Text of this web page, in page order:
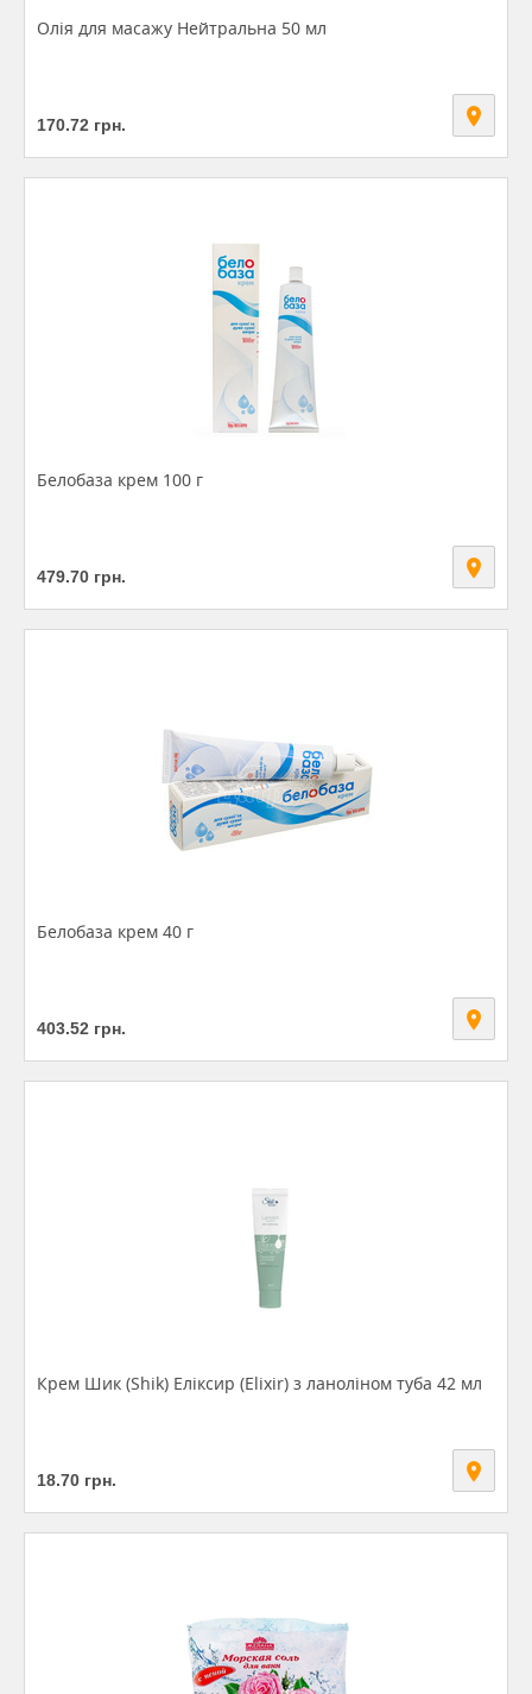
Олія для масажу Нейтральна 50 мл
170.72 грн.
Белобаза крем 100 г
479.70 грн.
Белобаза крем 40 г
403.52 грн.
Крем Шик (Shik) Еліксир (Elixir) з ланоліном туба 42 мл
18.70 грн.